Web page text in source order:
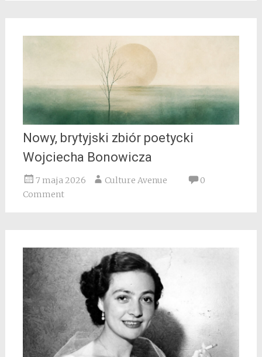
Nowy, brytyjski zbiór poetycki
Wojciecha Bonowicza
7 maja 2026 Culture Avenue
0
Comment